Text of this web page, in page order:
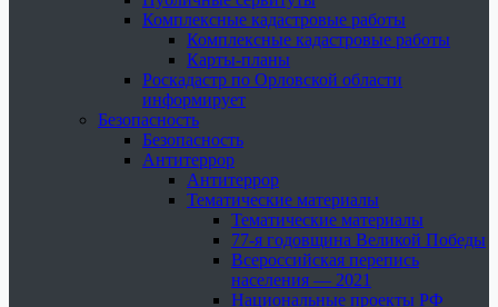
Комплексные кадастровые работы
Комплексные кадастровые работы
Карты-планы
Роскадастр по Орловской области
информирует
Безопасность
Безопасность
Антитеррор
Антитеррор
Тематические материалы
Тематические материалы
77-я годовщина Великой Победы
Всероссийская перепись
населения — 2021
Национальные проекты РФ